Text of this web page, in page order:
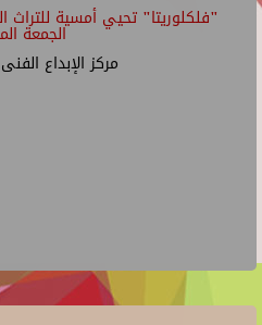
"فلكلوريتا" تحيي أمسية
الجمعة
مركز الإبداع